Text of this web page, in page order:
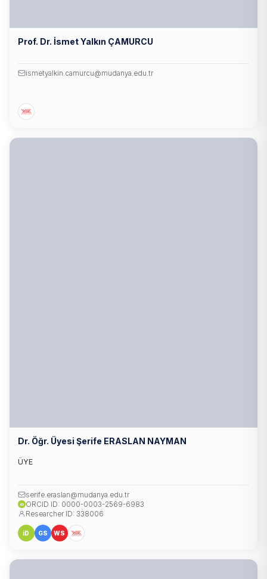
Prof. Dr. İsmet Yalkın ÇAMURCU
ismetyalkin.camurcu@mudanya.edu.tr
Dr. Öğr. Üyesi Şerife ERASLAN NAYMAN
ÜYE
serife.eraslan@mudanya.edu.tr
iD ORCID ID: 0000-0003-2569-6983
Researcher ID: 338006
iD GS WS